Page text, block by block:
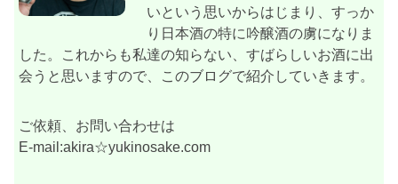
いという思いからはじまり、すっか
り日本酒の特に吟醸酒の虜になりま
した。これからも私達の知らない、すばらしいお酒に出
会うと思いますので、このブログで紹介していきます。
ご依頼、お問い合わせは
E-mail:akira☆yukinosake.com